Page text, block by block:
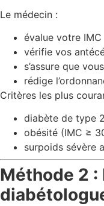
Le médecin :
évalue votre IMC
vérifie vos
s’assure que
rédige
Critères les plus
diabète de type 2
obésité (IMC ≥
surpoids sévère
Méthode 2 :